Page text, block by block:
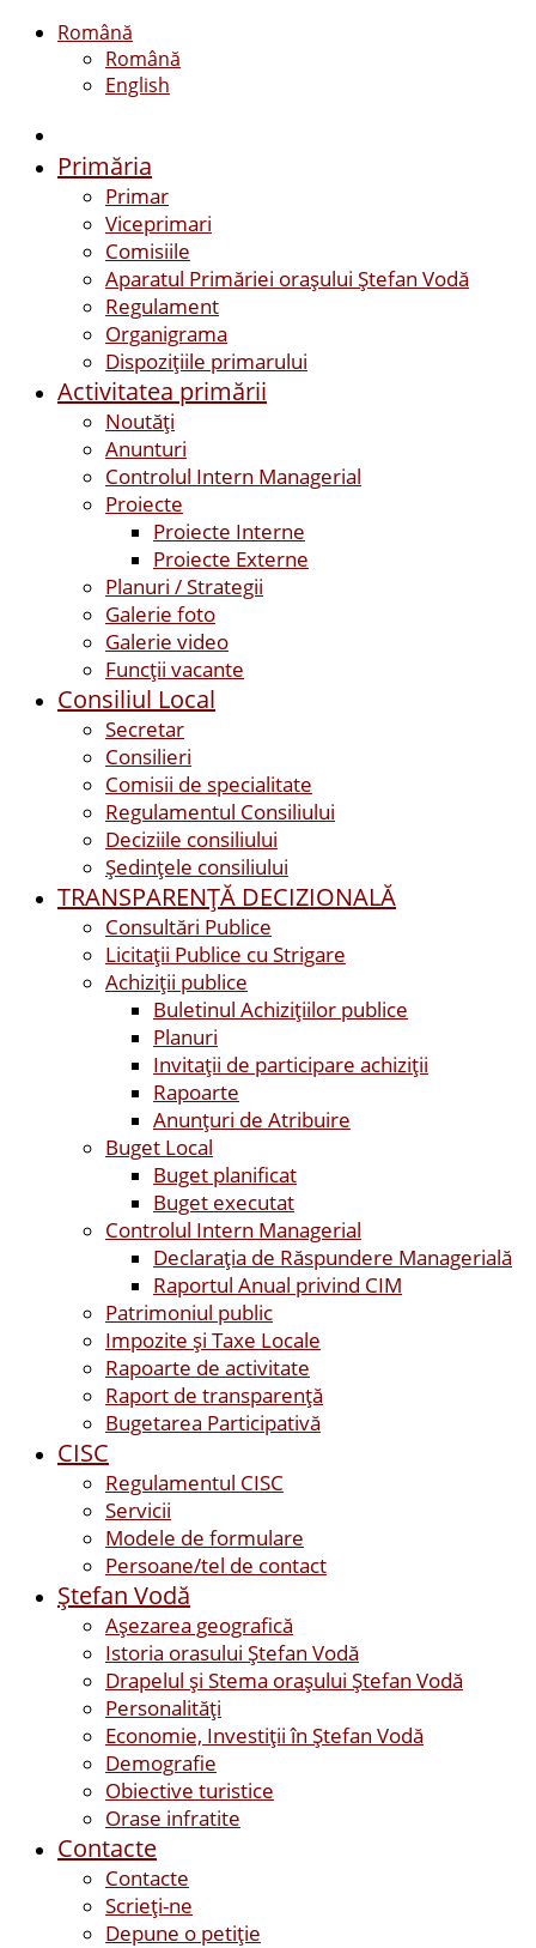
Română
Română
English
Primăria
Primar
Viceprimari
Comisiile
Aparatul Primăriei orașului Ștefan Vodă
Regulament
Organigrama
Dispozițiile primarului
Activitatea primării
Noutăți
Anunturi
Controlul Intern Managerial
Proiecte
Proiecte Interne
Proiecte Externe
Planuri / Strategii
Galerie foto
Galerie video
Funcții vacante
Consiliul Local
Secretar
Consilieri
Comisii de specialitate
Regulamentul Consiliului
Deciziile consiliului
Ședințele consiliului
TRANSPARENȚĂ DECIZIONALĂ
Consultări Publice
Licitații Publice cu Strigare
Achiziţii publice
Buletinul Achizițiilor publice
Planuri
Invitaţii de participare achiziții
Rapoarte
Anunțuri de Atribuire
Buget Local
Buget planificat
Buget executat
Controlul Intern Managerial
Declarația de Răspundere Managerială
Raportul Anual privind CIM
Patrimoniul public
Impozite și Taxe Locale
Rapoarte de activitate
Raport de transparenţă
Bugetarea Participativă
CISC
Regulamentul CISC
Servicii
Modele de formulare
Persoane/tel de contact
Ştefan Vodă
Așezarea geografică
Istoria orasului Ştefan Vodă
Drapelul şi Stema oraşului Ştefan Vodă
Personalităţi
Economie, Investiţii în Ştefan Vodă
Demografie
Obiective turistice
Orase infratite
Contacte
Contacte
Scrieți-ne
Depune o petiție